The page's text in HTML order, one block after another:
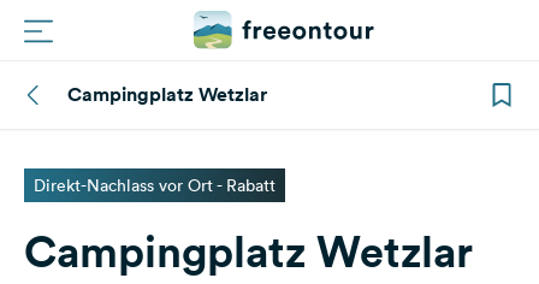
Routen
Plätze
Campingplatz Wetzlar
Direkt-Nachlass vor Ort - Rabatt
Campingplatz Wetzlar